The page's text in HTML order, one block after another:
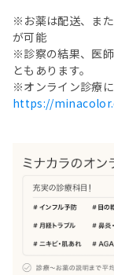
※お薬は配送、ま
が可能
※診察の結果、医
ともあります。
※オンライン診療
https://